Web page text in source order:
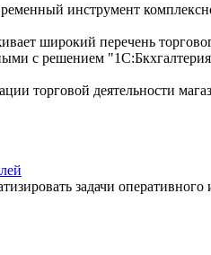
инструмент
широкий перечень
с решением
торговой деятельности
задачи